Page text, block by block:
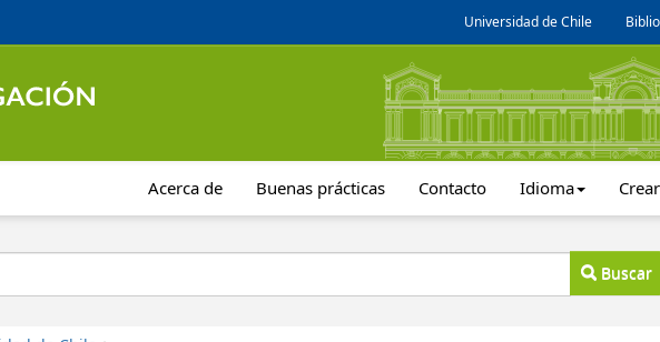
Universidad de Chile
Acerca de Buenas prácticas Contacto Idioma
Buscar